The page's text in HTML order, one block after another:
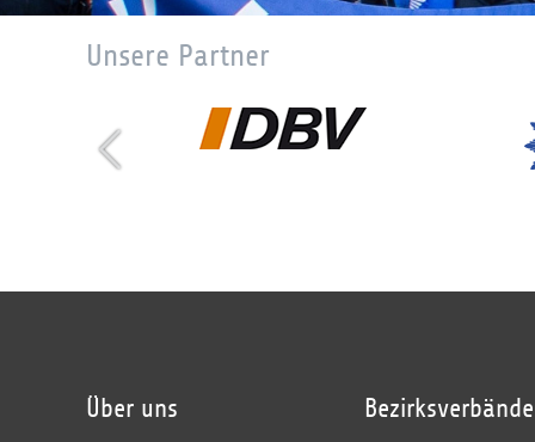
Unsere Partner
Über uns Bezirksverbände